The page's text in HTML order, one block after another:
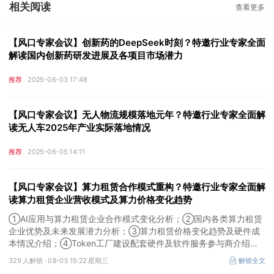
相关阅读 查看更多
【风口专家会议】创新药的DeepSeek时刻？特邀行业专家全面
解读国内创新药研发进展及各项目市场潜力
推荐 2025-06-03 17:48
【风口专家会议】无人物流规模落地元年？特邀行业专家全面解
读无人车2025年产业实际落地情况
推荐 2025-06-05 14:11
【风口专家会议】算力租赁合作模式重构？特邀行业专家全面解
读算力租赁企业营收模式及算力价格变化趋势
①AI应用与算力租赁企业合作模式变化分析；②国内各类算力租赁
企业优势及未来发展潜力分析；③算力租赁价格变化趋势及硬件成
本情况介绍；④Token工厂建设配套硬件及软件服务参与商介绍。
本场风口专家会议将于8月5日（周三）19:00举行，特邀行业专家全
面解读算力租赁企业营收模式及算力价格变化趋势。
329 人解锁 ·08-05 15:22 星期三 解锁全文